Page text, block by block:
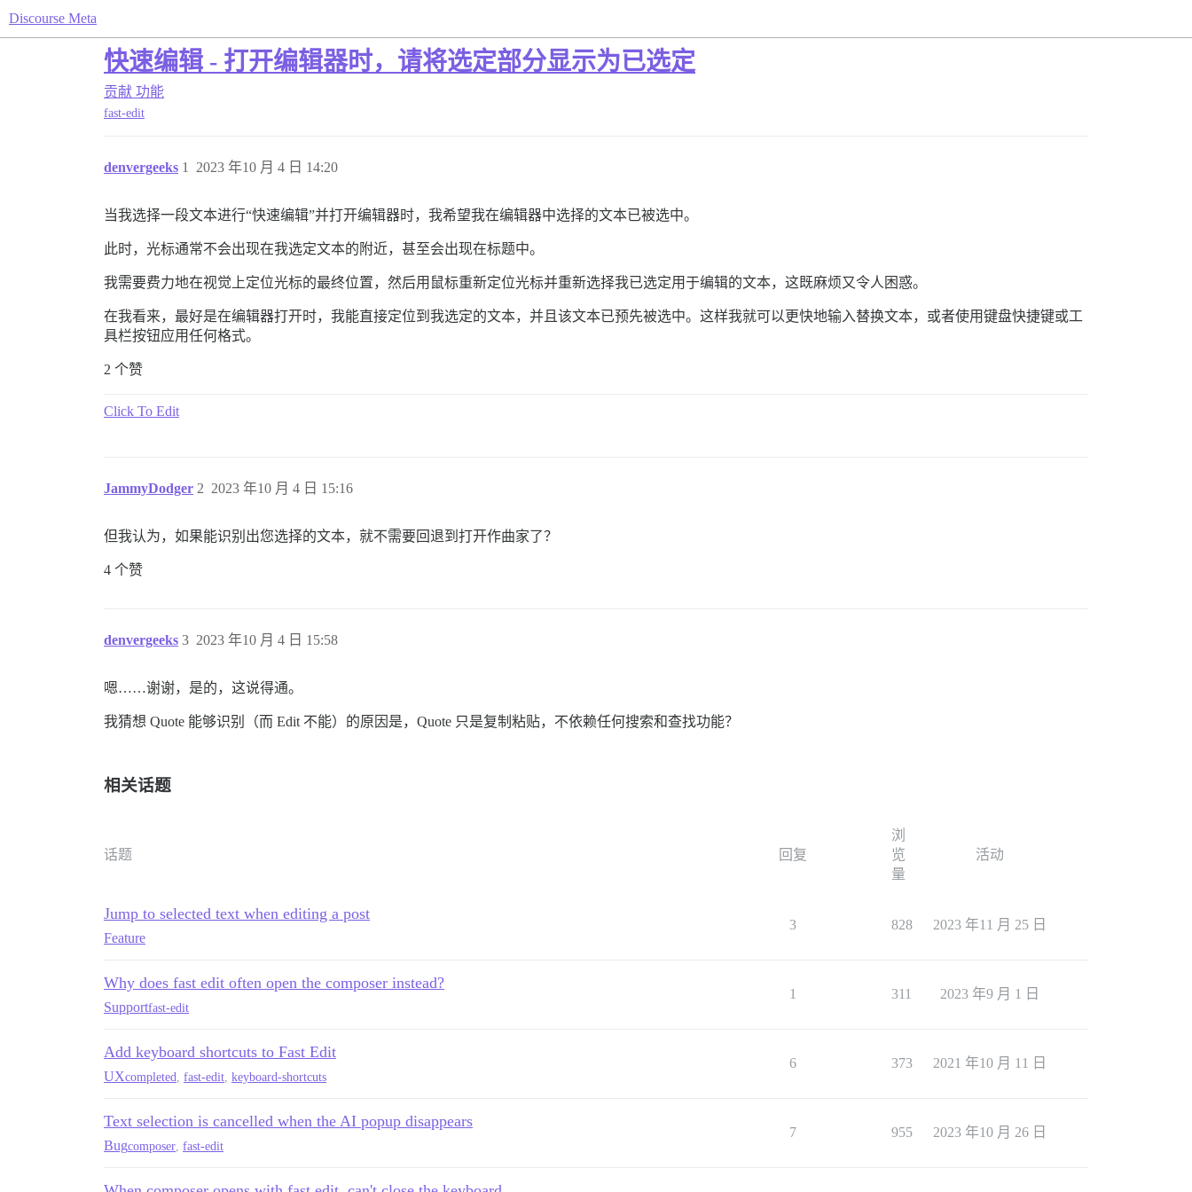
Discourse Meta
快速编辑 - 打开编辑器时，请将选定部分显示为已选定
贡献 功能
fast-edit
denvergeeks 2023 年10 月 4 日 14:20
1
当我选择一段文本进行“快速编辑”并打开编辑器时，我希望我在编辑器中选择的文本已被选中。
此时，光标通常不会出现在我选定文本的附近，甚至会出现在标题中。
我需要费力地在视觉上定位光标的最终位置，然后用鼠标重新定位光标并重新选择我已选定用于编辑的文本，这既麻烦又令人困惑。
在我看来，最好是在编辑器打开时，我能直接定位到我选定的文本，并且该文本已预先被选中。这样我就可以更快地输入替换文本，或者使用键盘快捷键或工
具栏按钮应用任何格式。
2 个赞
Click To Edit
JammyDodger 2023 年10 月 4 日 15:16
2
但我认为，如果能识别出您选择的文本，就不需要回退到打开作曲家了？
4 个赞
denvergeeks 2023 年10 月 4 日 15:58
3
嗯……谢谢，是的，这说得通。
我猜想 Quote 能够识别（而 Edit 不能）的原因是，Quote 只是复制粘贴，不依赖任何搜索和查找功能？
相关话题
话题 回复
浏
览
量
活动
Jump to selected text when editing a post
Feature
3 828 2023 年11 月 25 日
Why does fast edit often open the composer instead?
Supportfast-edit
1 311 2023 年9 月 1 日
Add keyboard shortcuts to Fast Edit
UXcompleted fast-edit keyboard-shortcuts
6 373 2021 年10 月 11 日
Text selection is cancelled when the AI popup disappears
Bugcomposer fast-edit
7 955 2023 年10 月 26 日